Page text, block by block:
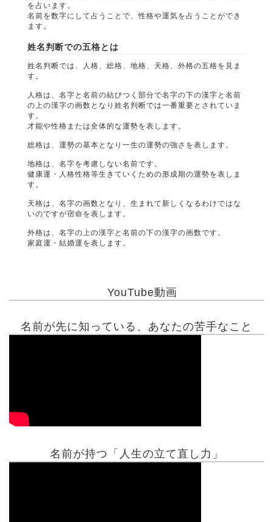
を占います。
名前を数字にして占うことで、性格や運気を占うことができ
ます。
姓名判断での五格とは
姓名判断では、人格、総格、地格、天格、外格の五格を見ま
す。
人格は、名字と名前の結びつく部分で名字の下の漢字と名前
の上の漢字の画数となり姓名判断では一番重要とされていま
す。
才能や性格または全体的な運勢を表します。
総格は、運勢の基本となり一生の運勢の強さを表します。
地格は、名字を考慮しない名前です。
健康運・人格性格等生きていくための形成期の運勢を表しま
す。
天格は、名字の画数となり、生まれて新しくなるわけではな
いのですが宿命を表します。
外格は、名字の上の漢字と名前の下の漢字の画数です。
家庭運・結婚運を表します。
YouTube動画
名前が先に知っている、あなたの苦手なこと
名前が持つ「人生の立て直し力」